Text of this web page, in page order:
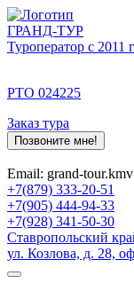
ГРАНД-ТУР
Туроператор с 2011
РТО 024225
Заказ тура
Позвоните мне!
Email: grand-
+7(879) 333-20-51
+7(905) 444-94-33
+7(928) 341-50-30
Ставропольский
ул. Козлова, д. 28,